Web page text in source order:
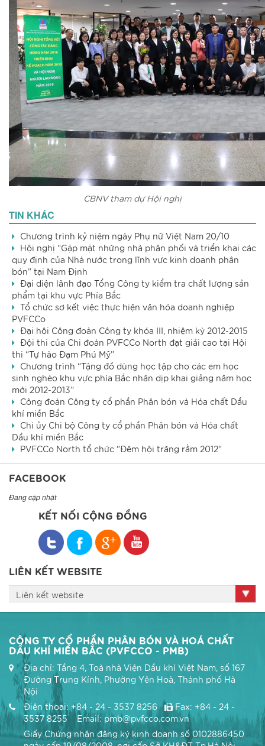
CBNV tham dự Hội nghị
TIN KHÁC
Chương trình kỷ niệm ngày Phụ nữ Việt Nam 20/10
Hội nghị “Gặp mặt những nhà phân phối và triển khai các
quy định của Nhà nước trong lĩnh vực kinh doanh phân
bón” tại Nam Định
Đại diện lãnh đạo Tổng Công ty kiểm tra chất lượng sản
phẩm tại khu vực Phía Bắc
Tổ chức sơ kết việc thực hiện văn hóa doanh nghiệp
PVFCCo
Đại hội Công đoàn Công ty khóa III, nhiệm kỳ 2012-2015
Đội thi của Chi đoàn PVFCCo North đạt giải cao tại Hội
thi “Tự hào Đạm Phú Mỹ”
Chương trình “Tặng đồ dùng học tập cho các em học
sinh nghèo khu vực phía Bắc nhân dịp khai giảng năm học
mới 2012-2013”
Công đoàn Công ty cổ phần Phân bón và Hóa chất Dầu
khí miền Bắc
Chi ủy Chi bộ Công ty cổ phần Phân bón và Hóa chất
Dầu khí miền Bắc
PVFCCo North tổ chức "Đêm hội trăng rằm 2012"
FACEBOOK
Đang cập nhật
KẾT NỐI CỘNG ĐỒNG
LIÊN KẾT WEBSITE
Liên kết website
CÔNG TY CỔ PHẦN PHÂN BÓN VÀ HOÁ CHẤT
DẦU KHÍ MIỀN BẮC (PVFCCO - PMB)
Địa chỉ: Tầng 4, Toà nhà Viện Dầu khí Việt Nam, số 167
Đường Trung Kính, Phường Yên Hoà, Thành phố Hà
Nội
Điện thoại: +84 - 24 - 3537 8256
Fax: +84 - 24 -
3537 8255 Email: pmb@pvfcco.com.vn
Giấy Chứng nhận đăng ký kinh doanh số 0102886450